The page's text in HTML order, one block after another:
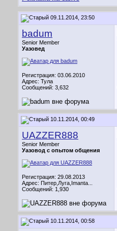
09.11.2014, 23:50
badum
Senior Member
Уазовед
Регистрация: 03.06.2010
Адрес: Тула
Сообщений: 3,632
10.11.2014, 00:49
UAZZER888
Senior Member
Уазовод с опытом общения
Регистрация: 29.08.2013
Адрес: Питер,Луга,Imanta...
Сообщений: 1,930
10.11.2014, 00:58